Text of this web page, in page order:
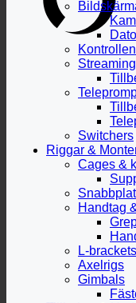
Switchers
Riggar &
Cages &
Handtag
L-brackets
Axelrigs
Gimbals